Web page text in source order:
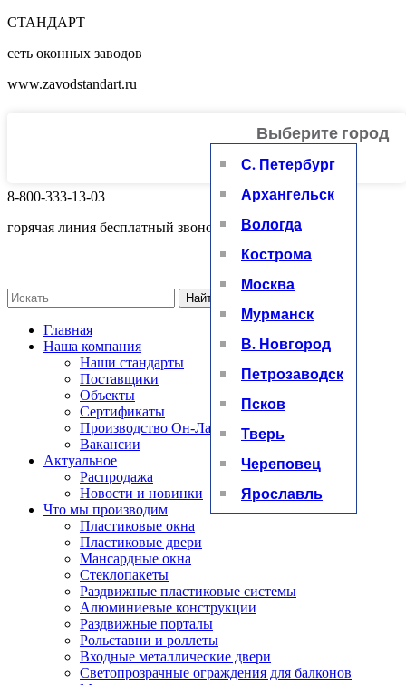
СТАНДАРТ
сеть оконных заводов
www.zavodstandart.ru
Выберите город
+
С. Петербург
Архангельск
Вологда
Кострома
Москва
Мурманск
В. Новгород
Петрозаводск
Псков
Тверь
Череповец
Ярославль
8-800-333-13-03
горячая линия бесплатный звонок
Найти
Главная
Наша компания
Наши стандарты
Поставщики
Объекты
Сертификаты
Производство Он-Лайн
Вакансии
Актуальное
Распродажа
Новости и новинки
Что мы производим
Пластиковые окна
Пластиковые двери
Мансардные окна
Стеклопакеты
Раздвижные пластиковые системы
Алюминиевые конструкции
Раздвижные порталы
Рольставни и роллеты
Входные металлические двери
Светопрозрачные ограждения для балконов